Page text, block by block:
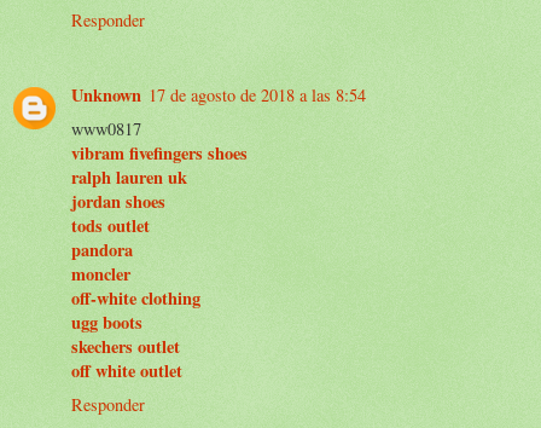
Responder
Unknown 17 de agosto de 2018 a las 8:54
www0817
vibram fivefingers shoes
ralph lauren uk
jordan shoes
tods outlet
pandora
moncler
off-white clothing
ugg boots
skechers outlet
off white outlet
Responder